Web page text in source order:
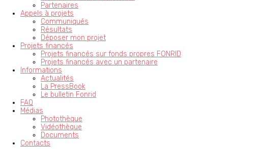
Partenaires
Appels à projets
Communiqués
Résultats
Déposer mon projet
Projets financés
Projets financés sur fonds propres FONRID
Projets financés avec un partenaire
Informations
Actualités
La PressBook
Le bulletin Fonrid
FAQ
Médias
Photothèque
Vidéothèque
Documents
Contacts